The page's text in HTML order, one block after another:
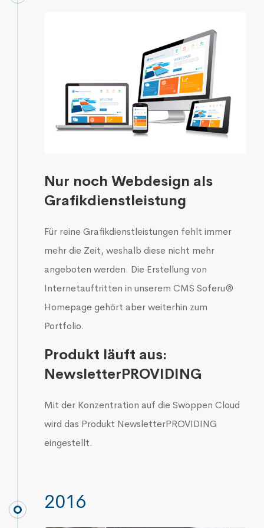
Nur noch Webdesign als
Grafikdienstleistung
Für reine Grafikdienstleistungen fehlt immer
mehr die Zeit, weshalb diese nicht mehr
angeboten werden. Die Erstellung von
Internetauftritten in unserem CMS Soferu®
Homepagegehört aber weiterhin zum
Portfolio.
Produkt läuft aus:
NewsletterPROVIDING
Mit der Konzentration auf die Swoppen Cloud
wird das Produkt NewsletterPROVIDING
eingestellt.
2016